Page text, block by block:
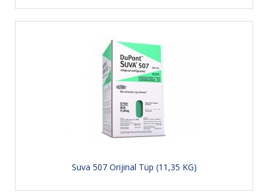
Suva 507 Orijinal Tüp (11,35 KG)